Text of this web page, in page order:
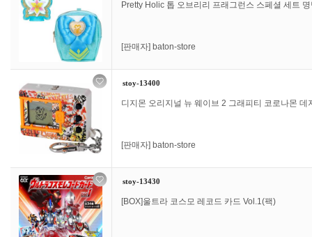
Pretty Holic 톱 오브리리 프래그런스 스페셜 세트
[판매자] baton-store
stoy-13400
디지몬 오리지널 뉴 웨이브 2 그래피티 코로나몬 데
[판매자] baton-store
stoy-13430
[BOX]울트라 코스모 레코드 카드 Vol.1(팩)